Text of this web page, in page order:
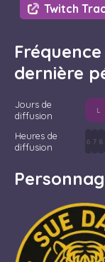
Twitch
dernière
Jours de
diffusion
L
Heures de
diffusion
6 7 8